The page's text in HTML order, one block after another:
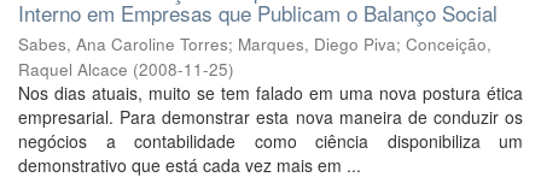
Interno em Empresas que Publicam o Balanço Social
Sabes, Ana Caroline Torres; Marques, Diego Piva; Conceição,
Raquel Alcace (2008-11-25)
Nos dias atuais, muito se tem falado em uma nova postura ética
empresarial. Para demonstrar esta nova maneira de conduzir os
negócios a contabilidade como ciência disponibiliza um
demonstrativo que está cada vez mais em ...